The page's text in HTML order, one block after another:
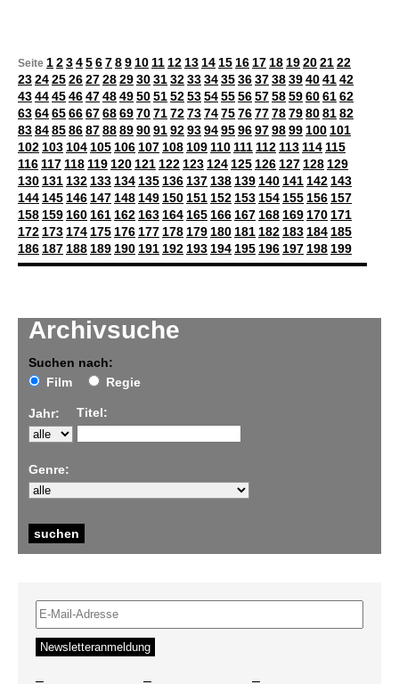
Archivsuche
Suchen nach:
Film
Regie
Jahr: Titel:
Genre:
Seite 123456789 10 11 12 13 14 15 16 17 18 19202122
2324252627282930313233343536373839404142
4344454647484950515253545556575859606162
6364656667686970717273747576777879808182
8384858687888990919293949596979899 100 101
102 103 104 105 106 107 108 109 110 111 112 113 114 115
116 117 118 119 120 121 122 123 124 125 126 127 128 129
130 131 132 133 134 135 136 137 138 139 140 141 142 143
144 145 146 147 148 149 150 151 152 153 154 155 156 157
158 159 160 161 162 163 164 165 166 167 168 169 170 171
172 173 174 175 176 177 178 179 180 181 182 183 184 185
186 187 188 189 190 191 192 193 194 195 196 197 198 199